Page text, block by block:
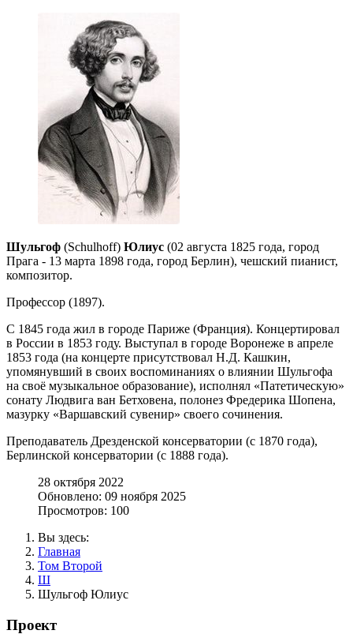
Шульгоф (Schulhoff) Юлиус (02 августа 1825 года, город
Прага - 13 марта 1898 года, город Берлин), чешский пианист,
композитор.
Профессор (1897).
С 1845 года жил в городе Париже (Франция). Концертировал
в России в 1853 году. Выступал в городе Воронеже в апреле
1853 года (на концерте присутствовал Н.Д. Кашкин,
упомянувший в своих воспоминаниях о влиянии Шульгофа
на своё музыкальное образование), исполнял «Патетическую»
сонату Людвига ван Бетховена, полонез Фредерика Шопена,
мазурку «Варшавский сувенир» своего сочинения.
Преподаватель Дрезденской консерватории (с 1870 года),
Берлинской консерватории (с 1888 года).
28 октября 2022
Обновлено: 09 ноября 2025
Просмотров: 100
Вы здесь:
Главная
Том Второй
Ш
Шульгоф Юлиус
Проект